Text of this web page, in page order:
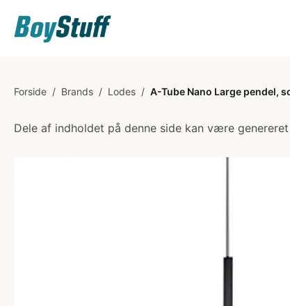
Forside / Brands / Lodes / A-Tube Nano Large pendel,
Dele af indholdet på denne side kan være